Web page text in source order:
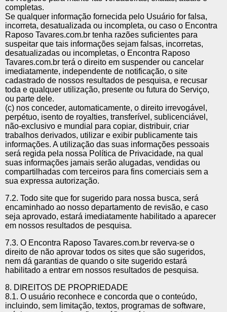
completas.
Se qualquer informação fornecida pelo Usuário for falsa,
incorreta, desatualizada ou incompleta, ou caso o Encontra
Raposo Tavares.com.br tenha razões suficientes para
suspeitar que tais informações sejam falsas, incorretas,
desatualizadas ou incompletas, o Encontra Raposo
Tavares.com.br terá o direito em suspender ou cancelar
imediatamente, independente de notificação, o site
cadastrado de nossos resultados de pesquisa, e recusar
toda e qualquer utilização, presente ou futura do Serviço,
ou parte dele.
(c) nos conceder, automaticamente, o direito irrevogável,
perpétuo, isento de royalties, transferível, sublicenciável,
não-exclusivo e mundial para copiar, distribuir, criar
trabalhos derivados, utilizar e exibir publicamente tais
informações. A utilização das suas informações pessoais
será regida pela nossa Política de Privacidade, na qual
suas informações jamais serão alugadas, vendidas ou
compartilhadas com terceiros para fins comerciais sem a
sua expressa autorização.
7.2. Todo site que for sugerido para nossa busca, será
encaminhado ao nosso departamento de revisão, e caso
seja aprovado, estará imediatamente habilitado a aparecer
em nossos resultados de pesquisa.
7.3. O Encontra Raposo Tavares.com.br reverva-se o
direito de não aprovar todos os sites que são sugeridos,
nem dá garantias de quando o site sugerido estará
habilitado a entrar em nossos resultados de pesquisa.
8. DIREITOS DE PROPRIEDADE
8.1. O usuário reconhece e concorda que o conteúdo,
incluindo, sem limitação, textos, programas de software,